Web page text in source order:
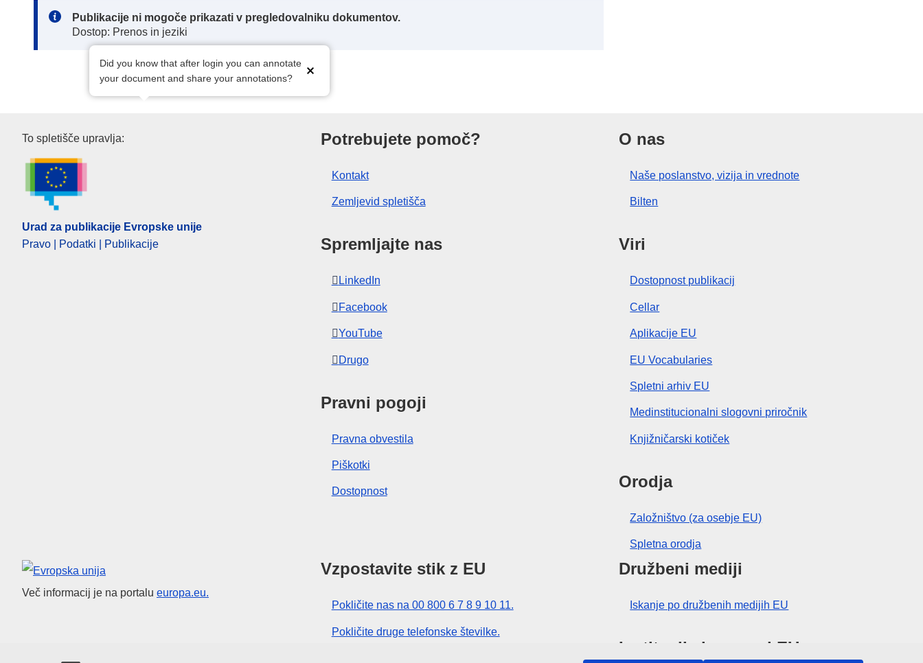
Note:
Publikacije ni mogoče prikazati v pregledovalniku dokumentov.
Dostop: Prenos in jeziki
Did you know that after login you can annotate
your document and share your annotations?
Urad za publikacije Evropske unije
To spletišče upravlja:
Urad za publikacije Evropske unije
Pravo | Podatki | Publikacije
Potrebujete pomoč?
Kontakt
Zemljevid spletišča
Spremljajte nas
LinkedIn
Facebook
YouTube
Drugo
Pravni pogoji
Pravna obvestila
Piškotki
Dostopnost
O nas
Naše poslanstvo, vizija in vrednote
Bilten
Viri
Dostopnost publikacij
Cellar
Aplikacije EU
EU Vocabularies
Spletni arhiv EU
Medinstitucionalni slogovni priročnik
Knjižničarski kotiček
Orodja
Založništvo (za osebje EU)
Spletna orodja
Evropska unija
Več informacij je na portalu europa.eu.
Vzpostavite stik z EU
Pokličite nas na 00 800 6 7 8 9 10 11.
Pokličite druge telefonske številke.
Družbeni mediji
Iskanje po družbenih medijih EU
Institucije in organi EU